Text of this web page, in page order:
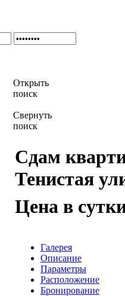
Открыть
поиск
Свернуть
поиск
Сдам
Тенистая
Цена в
Галерея
Описание
Параметры
Расположение
Бронирование